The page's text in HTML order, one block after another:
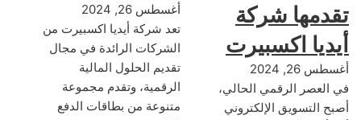
تقدمها شركة
أيديا اكسبيرت
أغسطس 26, 2024
في العصر الرقمي الحالي،
أصبح التسويق الإلكتروني
أغسطس 26, 2024
تعد شركة أيديا اكسبيرت من
الشركات الرائدة في مجال
تقديم الحلول المالية
الرقمية، وتقدم مجموعة
متنوعة من بطاقات الدفع